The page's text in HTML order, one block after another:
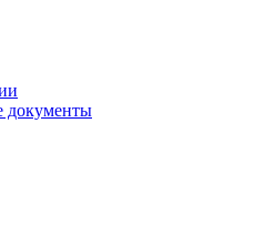
документы